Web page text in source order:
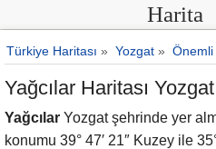
Harita
Türkiye Haritası » Yozgat » Önemli
Yağcılar Haritası Yozgat
Yağcılar Yozgat şehrinde yer
konumu 39° 47′ 21″ Kuzey ile